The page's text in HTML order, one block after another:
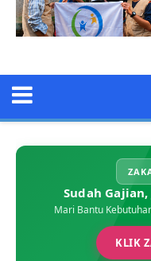
Sudah
Mari Bantu
KLIK